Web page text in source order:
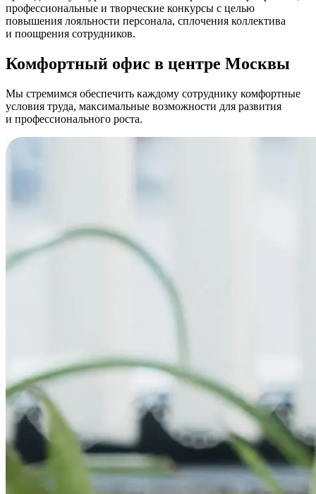
профессиональные и творческие конкурсы с целью
повышения лояльности персонала, сплочения коллектива
и поощрения сотрудников.
Комфортный офис в центре Москвы
Мы стремимся обеспечить каждому сотруднику комфортные
условия труда, максимальные возможности для развития
и профессионального роста.